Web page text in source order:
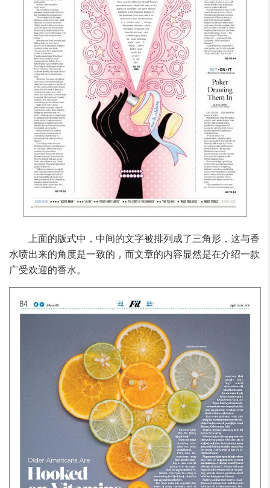
上面的版式中，中间的文字被排列成了三角形，这与香
水喷出来的角度是一致的，而文章的内容显然是在介绍一款
广受欢迎的香水。